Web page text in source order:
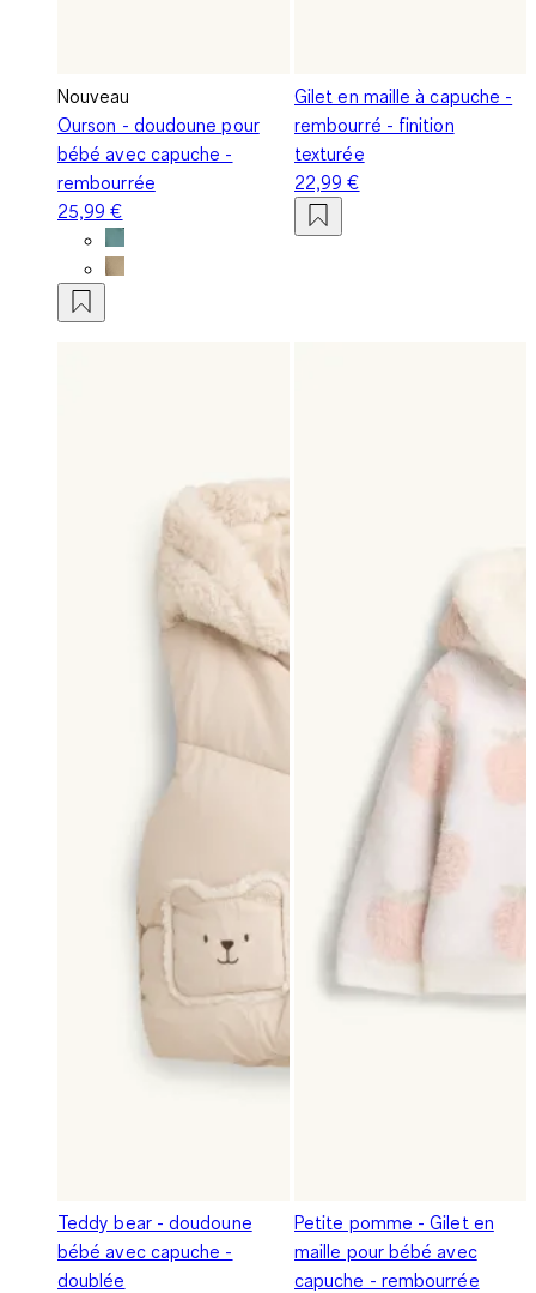
Nouveau
Ourson - doudoune pour
bébé avec capuche -
rembourrée
25,99 €
Gilet en maille à capuche -
rembourré - finition
texturée
22,99 €
Teddy bear - doudoune
bébé avec capuche -
doublée
Petite pomme - Gilet en
maille pour bébé avec
capuche - rembourrée